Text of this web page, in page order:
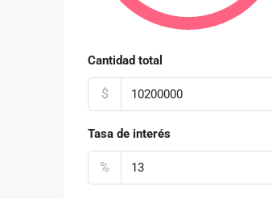
Cantidad total
$
Tasa de interés
%